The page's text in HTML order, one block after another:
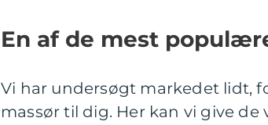
En af de mest
Vi har undersøgt markedet lidt,
massør til dig. Her kan vi give